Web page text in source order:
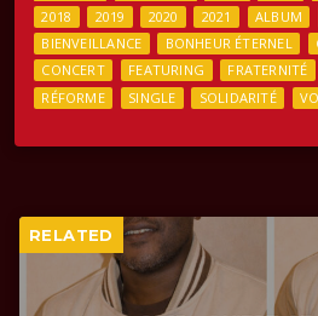
2018
2019 2020 2021 ALBUM
BIENVEILLANCE
BONHEUR ÉTERNEL
CONCERT
FEATURING FRATERNITÉ
RÉFORME
SINGLE SOLIDARITÉ
RELATED